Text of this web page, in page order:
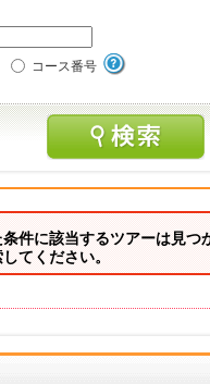
コース番号
件に該当するツアーは見つ
てください。